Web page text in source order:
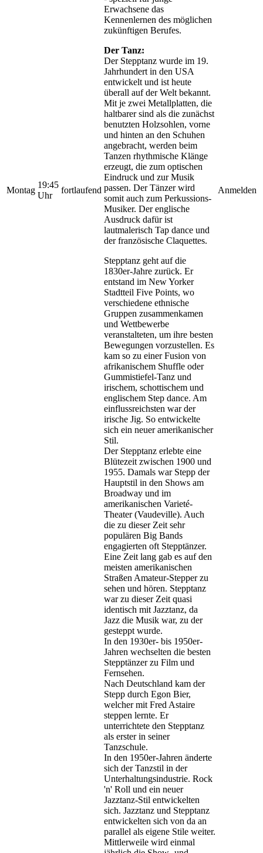
Montag
19:45
Uhr
fortlaufend
Erwachsene das
Kennenlernen des möglichen
zukünftigen Berufes.
Der Tanz:
Der Stepptanz wurde im 19.
Jahrhundert in den USA
entwickelt und ist heute
überall auf der Welt bekannt.
Mit je zwei Metallplatten, die
haltbarer sind als die zunächst
benutzten Holzsohlen, vorne
und hinten an den Schuhen
angebracht, werden beim
Tanzen rhythmische Klänge
erzeugt, die zum optischen
Eindruck und zur Musik
passen. Der Tänzer wird
somit auch zum Perkussions-
Musiker. Der englische
Ausdruck dafür ist
lautmalerisch Tap dance und
der französische Claquettes.
Stepptanz geht auf die
1830er-Jahre zurück. Er
entstand im New Yorker
Stadtteil Five Points, wo
verschiedene ethnische
Gruppen zusammenkamen
und Wettbewerbe
veranstalteten, um ihre besten
Bewegungen vorzustellen. Es
kam so zu einer Fusion von
afrikanischem Shuffle oder
Gummistiefel-Tanz und
irischem, schottischem und
englischem Step dance. Am
einflussreichsten war der
irische Jig. So entwickelte
sich ein neuer amerikanischer
Stil.
Der Stepptanz erlebte eine
Blütezeit zwischen 1900 und
1955. Damals war Stepp der
Hauptstil in den Shows am
Broadway und im
amerikanischen Varieté-
Theater (Vaudeville). Auch
die zu dieser Zeit sehr
populären Big Bands
engagierten oft Stepptänzer.
Eine Zeit lang gab es auf den
meisten amerikanischen
Straßen Amateur-Stepper zu
sehen und hören. Stepptanz
war zu dieser Zeit quasi
identisch mit Jazztanz, da
Jazz die Musik war, zu der
gesteppt wurde.
In den 1930er- bis 1950er-
Jahren wechselten die besten
Stepptänzer zu Film und
Fernsehen.
Nach Deutschland kam der
Stepp durch Egon Bier,
welcher mit Fred Astaire
steppen lernte. Er
unterrichtete den Stepptanz
als erster in seiner
Tanzschule.
In den 1950er-Jahren änderte
sich der Tanzstil in der
Unterhaltungsindustrie. Rock
'n' Roll und ein neuer
Jazztanz-Stil entwickelten
sich. Jazztanz und Stepptanz
entwickelten sich von da an
parallel als eigene Stile weiter.
Mittlerweile wird einmal
Anmelden